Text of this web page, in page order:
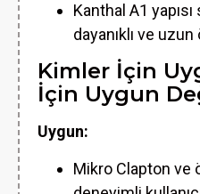
Kanthal A1 yapısı
dayanıklı ve
Kimler İçin
İçin Uygun
Uygun:
Mikro Clapton ve